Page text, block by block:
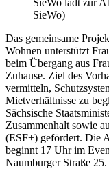
SieWo)
Das gemeinsame
Wohnen unterstützt
beim Übergang aus
Zuhause. Ziel des
vermitteln,
Mietverhältnisse zu
Sächsische
Zusammenhalt sowie
(ESF+) gefördert. Die
beginnt 17 Uhr im
Naumburger Straße 25.